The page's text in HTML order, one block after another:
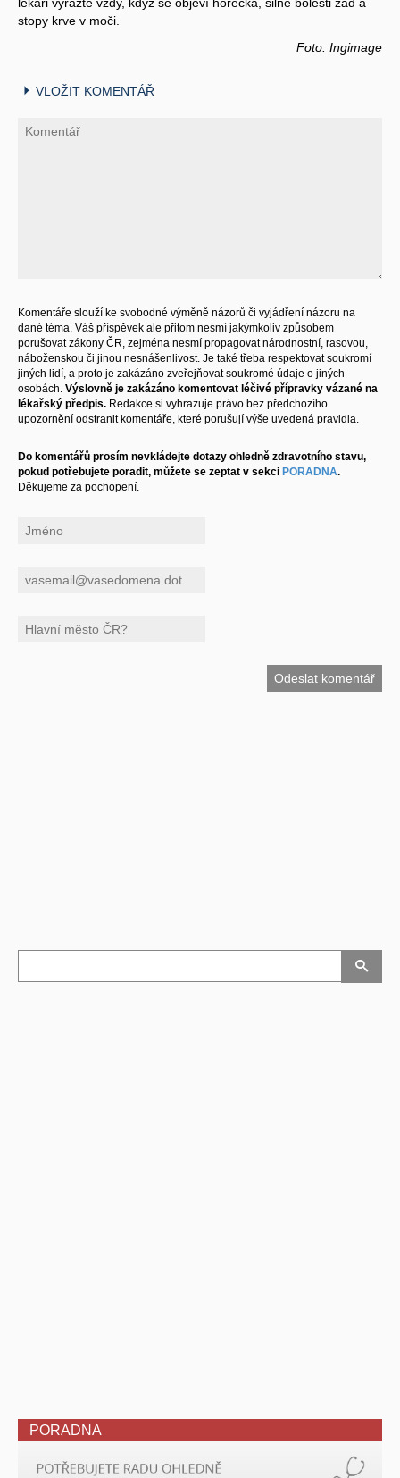
stopy krve v moči.
Foto: Ingimage
VLOŽIT KOMENTÁŘ
Komentáře slouží ke svobodné výměně názorů či vyjádření názoru na
dané téma. Váš příspěvek ale přitom nesmí jakýmkoliv způsobem
porušovat zákony ČR, zejména nesmí propagovat národnostní, rasovou,
náboženskou či jinou nesnášenlivost. Je také třeba respektovat soukromí
jiných lidí, a proto je zakázáno zveřejňovat soukromé údaje o jiných
osobách. Výslovně je zakázáno komentovat léčivé přípravky vázané na
lékařský předpis. Redakce si vyhrazuje právo bez předchozího
upozornění odstranit komentáře, které porušují výše uvedená pravidla.
Do komentářů prosím nevkládejte dotazy ohledně zdravotního stavu,
pokud potřebujete poradit, můžete se zeptat v sekci PORADNA.
Děkujeme za pochopení.
PORADNA